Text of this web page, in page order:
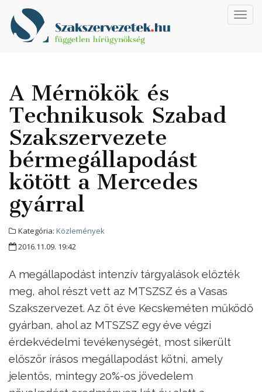
A Mérnökök és
Technikusok Szabad
Szakszervezete
bérmegállapodást
kötött a Mercedes
gyárral
Kategória: Közlemények
2016.11.09. 19:42
A megállapodást intenzív tárgyalások előzték
meg, ahol részt vett az MTSZSZ és a Vasas
Szakszervezet. Az öt éve Kecskeméten működő
gyárban, ahol az MTSZSZ egy éve végzi
érdekvédelmi tevékenységét, most sikerült
először írásos megállapodást kötni, amely
jelentős, mintegy 20%-os jövedelem